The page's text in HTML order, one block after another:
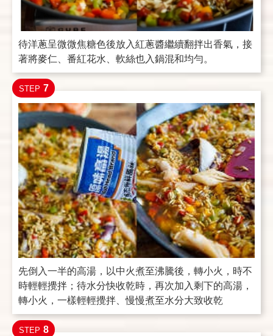
待洋蔥呈微微焦糖色後放入紅蔥醬繼續翻拌出香氣，接
著將麥仁、番紅花水、軟絲也入鍋混和均勻。
STEP 7
先倒入一半的高湯，以中火煮至沸騰後，轉小火，時不
時輕輕攪拌；待水分快收乾時，再次加入剩下的高湯，
轉小火，一樣輕輕攪拌、慢慢煮至水分大致收乾
STEP 8